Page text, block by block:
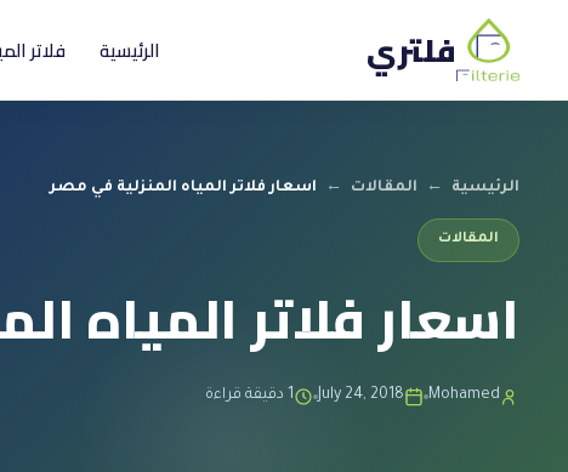
فلتري الرئيسية فلاتر
الرئيسية ← المقالات ← اسعار فلاتر المياه المنزلية في مصر
المقالات
اسعار فلاتر المياه
Mohamed
July 24, 2018 1 دقيقة قراءة